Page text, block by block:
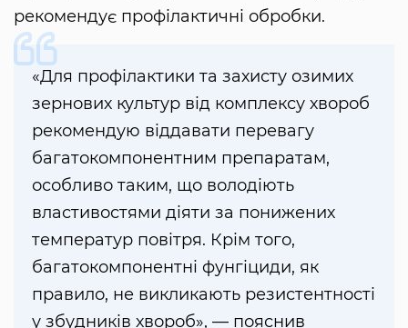
рекомендує профілактичні обробки.
«Для профілактики та захисту озимих
зернових культур від комплексу хвороб
рекомендую віддавати перевагу
багатокомпонентним препаратам,
особливо таким, що володіють
властивостями діяти за понижених
температур повітря. Крім того,
багатокомпонентні фунгіциди, як
правило, не викликають резистентності
у збудників хвороб», — пояснив